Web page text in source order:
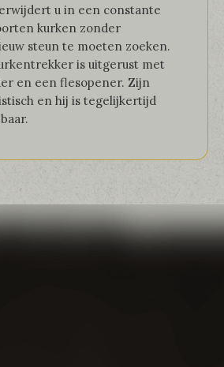
u in een constante
kurken zonder
steun te moeten zoeken.
is uitgerust met
en een flesopener. Zijn
en hij is tegelijkertijd